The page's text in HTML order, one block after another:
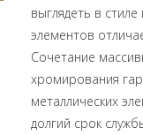
выглядеть в
элементов
Сочетание
хромирования
металлических
долгий срок